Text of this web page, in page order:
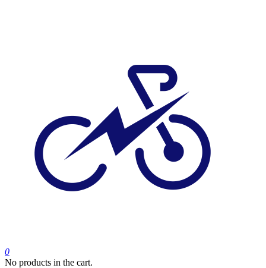
0
No products in the cart.